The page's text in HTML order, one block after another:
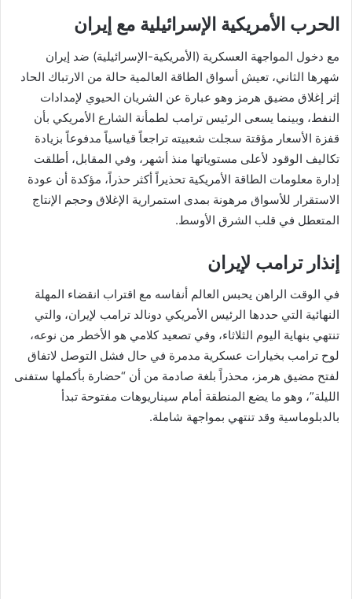
الحرب الأمريكية الإسرائيلية مع إيران
مع دخول المواجهة العسكرية (الأمريكية-الإسرائيلية) ضد إيران
شهرها الثاني، تعيش أسواق الطاقة العالمية حالة من الارتباك الحاد
إثر إغلاق مضيق هرمز وهو عبارة عن الشريان الحيوي لإمدادات
النفط، وبينما يسعى الرئيس ترامب لطمأنة الشارع الأمريكي بأن
قفزة الأسعار مؤقتة سجلت شعبيته تراجعاً قياسياً مدفوعاً بزيادة
تكاليف الوقود لأعلى مستوياتها منذ أشهر، وفي المقابل، أطلقت
إدارة معلومات الطاقة الأمريكية تحذيراً أكثر حذراً، مؤكدة أن عودة
الاستقرار للأسواق مرهونة بمدى استمرارية الإغلاق وحجم الإنتاج
المتعطل في قلب الشرق الأوسط.
إنذار ترامب لإيران
في الوقت الراهن يحبس العالم أنفاسه مع اقتراب انقضاء المهلة
النهائية التي حددها الرئيس الأمريكي دونالد ترامب لإيران، والتي
تنتهي بنهاية اليوم الثلاثاء، وفي تصعيد كلامي هو الأخطر من نوعه،
لوح ترامب بخيارات عسكرية مدمرة في حال فشل التوصل لاتفاق
لفتح مضيق هرمز، محذراً بلغة صادمة من أن “حضارة بأكملها ستفنى
الليلة”، وهو ما يضع المنطقة أمام سيناريوهات مفتوحة تبدأ
بالدبلوماسية وقد تنتهي بمواجهة شاملة.